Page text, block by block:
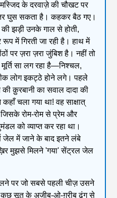
के दरवाज़े की चौखट पर
घुस सकता है। कहकर बैठ गए।
झड़ी उनके गाल से होती,
में गिरती जा रही है। हाथ में
पर ज़रा ज़रा जुंबिश है। नहीं तो
सा लग रहा है—निश्चल,
लोग इकट्ठे होने लगे। पहले
क़ुरबानी का सवाल दादा की
चला गया था! वह साक्षात्
रोम-रोम से प्रेम और
को व्याप्त कर रहा था।
जेल में जाने के बाद इतने लंबे
मुझसे मिलने 'गया' सेंट्रल जेल
पर जो सबसे पहली चीज़ उसने
कुछ सूत के अजीब-ओ-ग़रीब ढंग से